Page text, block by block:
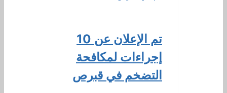
تم الإعلان عن 10
إجراءات لمكافحة
التضخم في قبرص